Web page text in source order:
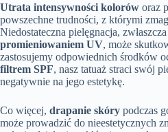
Utrata intensywności kolorów oraz
powszechne trudności, z którymi
Niedostateczna pielęgnacja, zwłaszcza
promieniowaniem UV, może
zastosujemy odpowiednich środków
filtrem SPF, nasz tatuaż straci swój
negatywnie na jego estetykę.
Co więcej, drapanie skóry podczas
może prowadzić do nieestetycznych